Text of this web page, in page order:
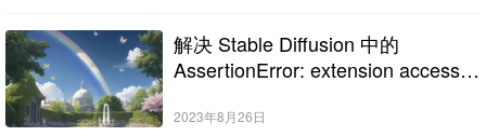
解决 Stable Diffusion 中的
AssertionError: extension access
flags 错误
2023年8月26日